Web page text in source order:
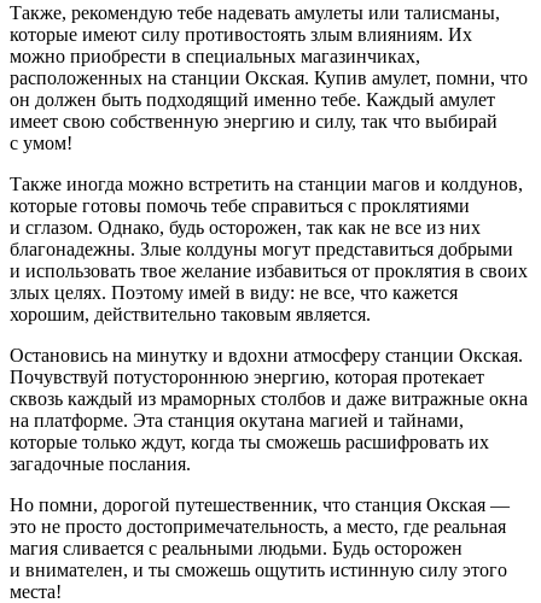
Также, рекомендую тебе надевать амулеты или талисманы,
которые имеют силу противостоять злым влияниям. Их
можно приобрести в специальных магазинчиках,
расположенных на станции Окская. Купив амулет, помни, что
он должен быть подходящий именно тебе. Каждый амулет
имеет свою собственную энергию и силу, так что выбирай
с умом!
Также иногда можно встретить на станции магов и колдунов,
которые готовы помочь тебе справиться с проклятиями
и сглазом. Однако, будь осторожен, так как не все из них
благонадежны. Злые колдуны могут представиться добрыми
и использовать твое желание избавиться от проклятия в своих
злых целях. Поэтому имей в виду: не все, что кажется
хорошим, действительно таковым является.
Остановись на минутку и вдохни атмосферу станции Окская.
Почувствуй потустороннюю энергию, которая протекает
сквозь каждый из мраморных столбов и даже витражные окна
на платформе. Эта станция окутана магией и тайнами,
которые только ждут, когда ты сможешь расшифровать их
загадочные послания.
Но помни, дорогой путешественник, что станция Окская —
это не просто достопримечательность, а место, где реальная
магия сливается с реальными людьми. Будь осторожен
и внимателен, и ты сможешь ощутить истинную силу этого
места!